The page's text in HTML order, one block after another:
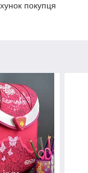
покупця